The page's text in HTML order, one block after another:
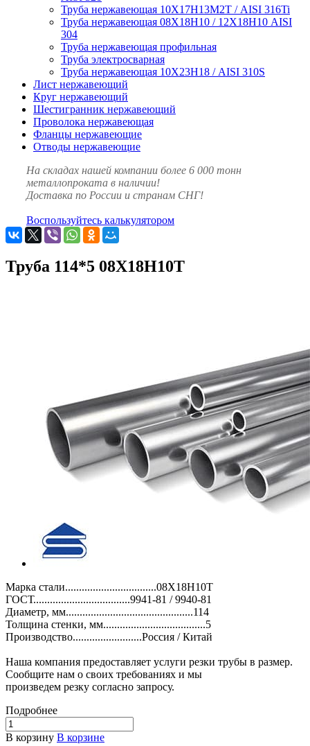
Труба нержавеющая 10Х17Н13М2Т / AISI 316Ti
Труба нержавеющая 08Х18Н10 / 12Х18Н10 AISI
304
Труба нержавеющая профильная
Труба электросварная
Труба нержавеющая 10Х23Н18 / AISI 310S
Лист нержавеющий
Круг нержавеющий
Шестигранник нержавеющий
Проволока нержавеющая
Фланцы нержавеющие
Отводы нержавеющие
На складах нашей компании более 6 000 тонн
металлопроката в наличии!
Доставка по России и странам СНГ!
Воспользуйтесь калькулятором
Труба 114*5 08Х18Н10Т
Марка стали.................................08Х18Н10Т
ГОСТ...................................9941-81 / 9940-81
Диаметр, мм..............................................114
Толщина стенки, мм.....................................5
Производство.........................Россия / Китай
Наша компания предоставляет услуги резки трубы в размер.
Сообщите нам о своих требованиях и мы
произведем резку согласно запросу.
Подробнее
В корзину В корзине